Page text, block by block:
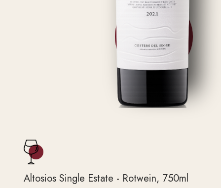
Altosios Single Estate - Rotwein, 750ml